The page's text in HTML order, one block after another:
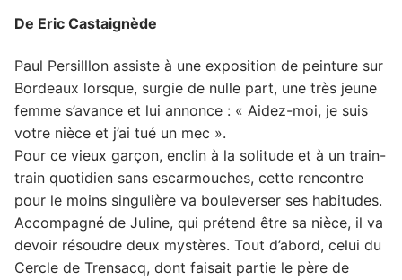
De Eric Castaignède
Paul Persilllon assiste à une exposition de peinture sur
Bordeaux lorsque, surgie de nulle part, une très jeune
femme s’avance et lui annonce : « Aidez-moi, je suis
votre nièce et j’ai tué un mec ».
Pour ce vieux garçon, enclin à la solitude et à un train-
train quotidien sans escarmouches, cette rencontre
pour le moins singulière va bouleverser ses habitudes.
Accompagné de Juline, qui prétend être sa nièce, il va
devoir résoudre deux mystères. Tout d’abord, celui du
Cercle de Trensacq, dont faisait partie le père de